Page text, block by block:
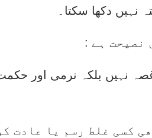
نہیں دکھا سکتا۔
نصیحت ہے
نہیں بلکہ نرمی اور
کسی غلط رسم یا عادت